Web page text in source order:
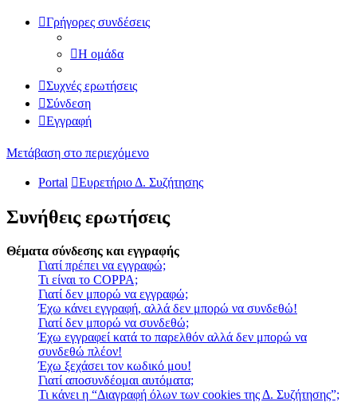
Γρήγορες συνδέσεις
Η ομάδα
Συχνές ερωτήσεις
Σύνδεση
Εγγραφή
Μετάβαση στο περιεχόμενο
Portal Ευρετήριο Δ. Συζήτησης
Συνήθεις ερωτήσεις
Θέματα σύνδεσης και εγγραφής
Γιατί πρέπει να εγγραφώ;
Τι είναι το COPPA;
Γιατί δεν μπορώ να εγγραφώ;
Έχω κάνει εγγραφή, αλλά δεν μπορώ να συνδεθώ!
Γιατί δεν μπορώ να συνδεθώ;
Έχω εγγραφεί κατά το παρελθόν αλλά δεν μπορώ να
συνδεθώ πλέον!
Έχω ξεχάσει τον κωδικό μου!
Γιατί αποσυνδέομαι αυτόματα;
Τι κάνει η “Διαγραφή όλων των cookies της Δ. Συζήτησης”;